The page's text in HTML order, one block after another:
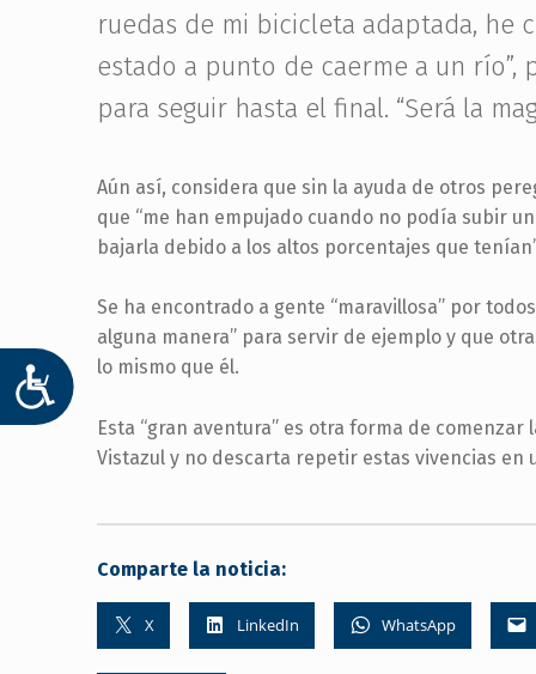
ACCESIBILIDAD
ruedas de mi bicicleta adaptada, he
estado a punto de caerme a un
para seguir hasta el final. “Será la
Aún así, considera que sin la ayuda de otros
que “me han empujado cuando no podía subir
bajarla debido a los altos porcentajes que
Se ha encontrado a gente “maravillosa” por
alguna manera” para servir de ejemplo y que
lo mismo que él.
Esta “gran aventura” es otra forma de
Vistazul y no descarta repetir estas vivencias en
Comparte la noticia:
X LinkedIn WhatsApp